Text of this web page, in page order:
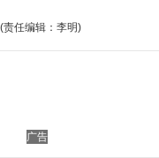
(责任编辑：李明)
广告